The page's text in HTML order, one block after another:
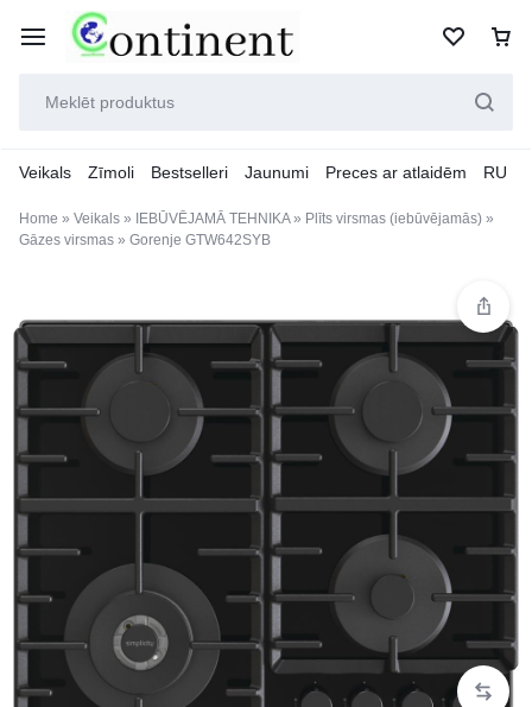
Veikals Zīmoli Bestselleri Jaunumi Preces ar atlaidēm RU
Home » Veikals » IEBŪVĒJAMĀ TEHNIKA» Plīts virsmas (iebūvējamās) »
Gāzes virsmas » Gorenje GTW642SYB